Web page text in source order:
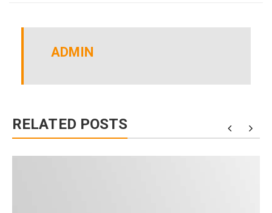
ADMIN
RELATED POSTS